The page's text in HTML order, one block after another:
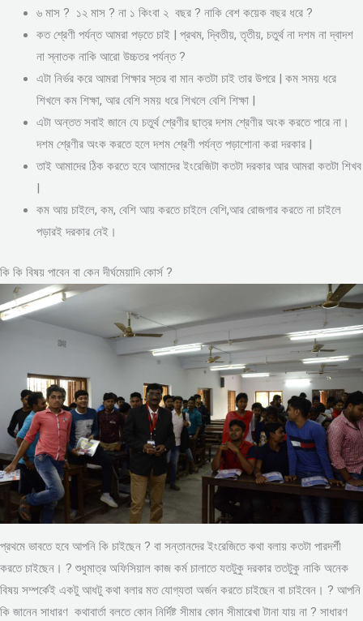
৬ মাস ? ১২ মাস ? না ১ কিংবা ২ বছর ? নাকি বেশ কয়েক বছর ধরে ?
কত শ্রেণী পর্যন্ত আমরা পড়তে চাই | প্রথম, দ্বিতীয়, তৃতীয়, চতুর্থ না দশম না দ্বাদশ
না স্নাতক নাকি আরো উচ্চতর পর্যন্ত ?
এটা নির্ভর করে আমরা শিক্ষার স্তর বা মান কতটা চাই তার উপরে | কম সময় ধরে
শিখলে কম শিক্ষা, আর বেশি সময় ধরে শিখলে বেশি শিক্ষা |
এটা অন্তত সবাই জানে যে চতুর্থ শ্রেণীর ছাত্র দশম শ্রেণীর অংক করতে পারে না।
দশম শ্রেণীর অংক করতে হলে দশম শ্রেণী পর্যন্ত পড়াশোনা করা দরকার |
তাই আমাদের ঠিক করতে হবে আমাদের ইংরেজিটা কতটা দরকার আর আমরা কতটা শিখব
|
কম আয় চাইলে, কম, বেশি আয় করতে চাইলে বেশি,আর রোজগার করতে না চাইলে
পড়ারই দরকার নেই।
কি কি বিষয় পাবেন বা কেন দীর্ঘমেয়াদি কোর্স ?
প্রথমে ভাবতে হবে আপনি কি চাইছেন ? বা সন্তানদের ইংরেজিতে কথা বলায় কতটা পারদর্শী
করতে চাইছেন। ? শুধুমাত্র অফিসিয়াল কাজ কর্ম চালাতে যতটুকু দরকার ততটুকু নাকি অনেক
বিষয় সম্পর্কেই একটু আধটু কথা বলার মত যোগ্যতা অর্জন করতে চাইছেন বা চাইবেন। ? আপনি
কি জানেন সাধারণ কথাবার্তা বলতে কোন নির্দিষ্ট সীমার কোন সীমারেখা টানা যায় না ? সাধারণ